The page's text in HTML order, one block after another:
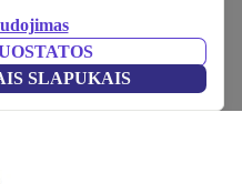
SLAPUKAIS
lovytės lovelė